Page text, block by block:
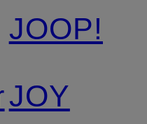
JOOP!
JOY